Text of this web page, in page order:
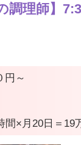
調理師】
円～
間×月20日＝19